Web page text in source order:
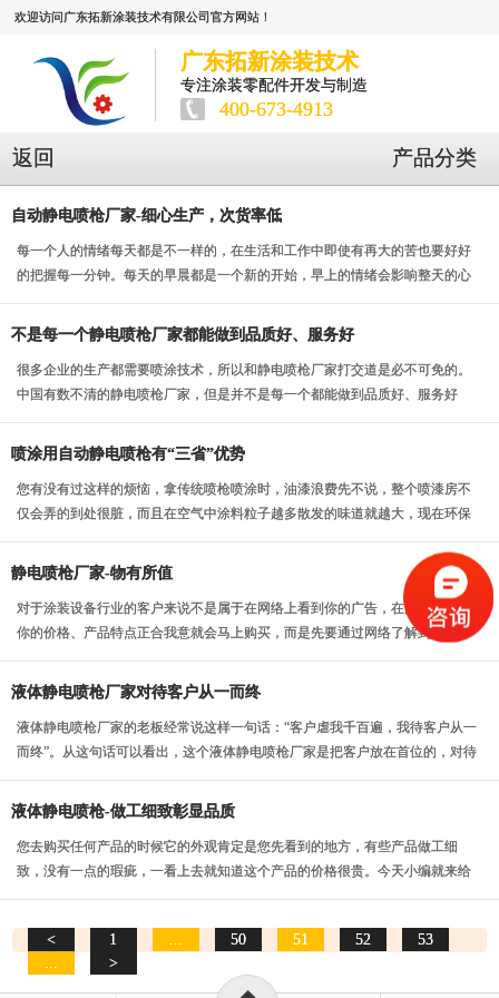
欢迎访问广东拓新涂装技术有限公司官方网站！
广东拓新涂装技术
专注涂装零配件开发与制造
400-673-4913
返回 产品分类
自动静电喷枪厂家-细心生产，次货率低
每一个人的情绪每天都是不一样的，在生活和工作中即使有再大的苦也要好好
的把握每一分钟。每天的早晨都是一个新的开始，早上的情绪会影响整天的心
不是每一个静电喷枪厂家都能做到品质好、服务好
很多企业的生产都需要喷涂技术，所以和静电喷枪厂家打交道是必不可免的。
中国有数不清的静电喷枪厂家，但是并不是每一个都能做到品质好、服务好
喷涂用自动静电喷枪有“三省”优势
您有没有过这样的烦恼，拿传统喷枪喷涂时，油漆浪费先不说，整个喷漆房不
仅会弄的到处很脏，而且在空气中涂料粒子越多散发的味道就越大，现在环保
静电喷枪厂家-物有所值
对于涂装设备行业的客户来说不是属于在网络上看到你的广告，在淘宝上看到
你的价格、产品特点正合我意就会马上购买，而是先要通过网络了解到这家静
液体静电喷枪厂家对待客户从一而终
液体静电喷枪厂家的老板经常说这样一句话：“客户虐我千百遍，我待客户从一
而终”。从这句话可以看出，这个液体静电喷枪厂家是把客户放在首位的，对待
液体静电喷枪-做工细致彰显品质
您去购买任何产品的时候它的外观肯定是您先看到的地方，有些产品做工细
致，没有一点的瑕疵，一看上去就知道这个产品的价格很贵。今天小编就来给
< 1 50 51 52
53
>